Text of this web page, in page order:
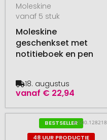
Moleskine
vanaf 5 stuk
Moleskine
geschenkset met
notitieboek en pen
vanaf € 22,94
18. augustus
BESTSELLER
48 UUR PRODUCTIE
# 500.128218